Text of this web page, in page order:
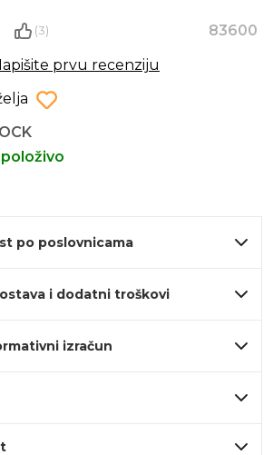
(3)
83600
prvu recenziju
po poslovnicama
i dodatni troškovi
izračun